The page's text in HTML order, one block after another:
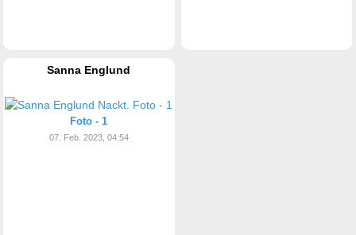
Sanna Englund
Foto - 1
07. Feb. 2023, 04:54